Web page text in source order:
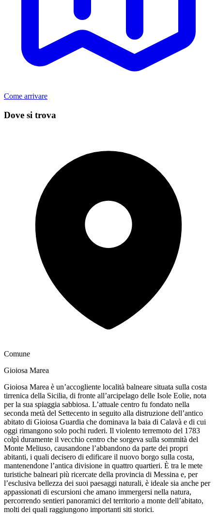
Come arrivare
Dove si trova
Comune
Gioiosa Marea
Gioiosa Marea è un’accogliente località balneare situata sulla costa
tirrenica della Sicilia, di fronte all’arcipelago delle Isole Eolie, nota
per la sua spiaggia sabbiosa. L’attuale centro fu fondato nella
seconda metà del Settecento in seguito alla distruzione dell’antico
abitato di Gioiosa Guardia che dominava la baia di Calavà e di cui
oggi rimangono solo pochi ruderi. Il violento terremoto del 1783
colpì duramente il vecchio centro che sorgeva sulla sommità del
Monte Meliuso, causandone l’abbandono da parte dei propri
abitanti, i quali decisero di edificare il nuovo borgo sulla costa,
mantenendone l’antica divisione in quattro quartieri. È tra le mete
turistiche balneari più ricercate della provincia di Messina e, per
l’esclusiva bellezza dei suoi paesaggi naturali, è ideale sia anche per
appassionati di escursioni che amano immergersi nella natura,
percorrendo sentieri panoramici del territorio a monte dell’abitato,
molti dei quali raggiungono importanti siti storici.